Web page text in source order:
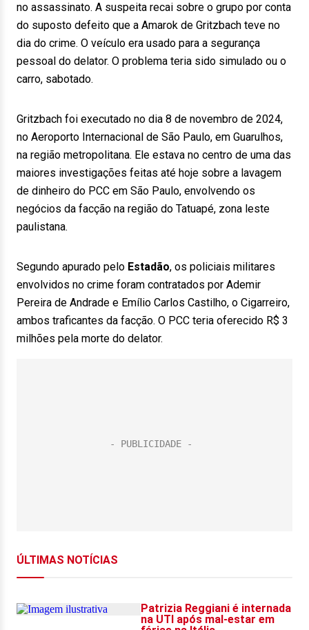
no assassinato. A suspeita recai sobre o grupo por conta
do suposto defeito que a Amarok de Gritzbach teve no
dia do crime. O veículo era usado para a segurança
pessoal do delator. O problema teria sido simulado ou o
carro, sabotado.
Gritzbach foi executado no dia 8 de novembro de 2024,
no Aeroporto Internacional de São Paulo, em Guarulhos,
na região metropolitana. Ele estava no centro de uma das
maiores investigações feitas até hoje sobre a lavagem
de dinheiro do PCC em São Paulo, envolvendo os
negócios da facção na região do Tatuapé, zona leste
paulistana.
Segundo apurado pelo Estadão, os policiais militares
envolvidos no crime foram contratados por Ademir
Pereira de Andrade e Emílio Carlos Castilho, o Cigarreiro,
ambos traficantes da facção. O PCC teria oferecido R$ 3
milhões pela morte do delator.